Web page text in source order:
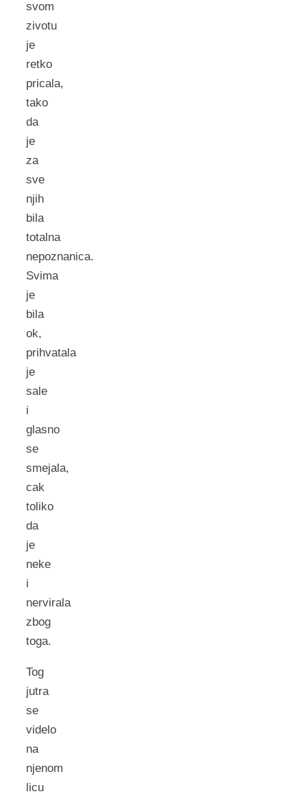
svom
zivotu
je
retko
pricala,
tako
da
je
za
sve
njih
bila
totalna
nepoznanica.
Svima
je
bila
ok,
prihvatala
je
sale
i
glasno
se
smejala,
cak
toliko
da
je
neke
i
nervirala
zbog
toga.
Tog
jutra
se
videlo
na
njenom
licu